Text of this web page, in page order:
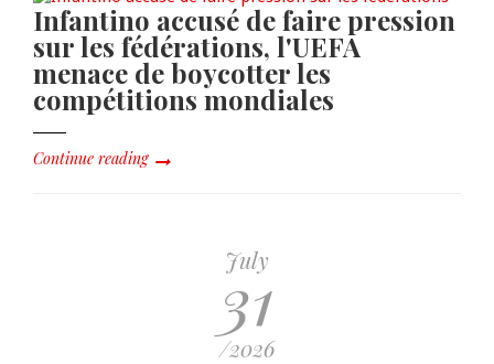
Infantino accusé de faire pression
sur les fédérations, l'UEFA
menace de boycotter les
compétitions mondiales
Continue reading
July
31
/2026